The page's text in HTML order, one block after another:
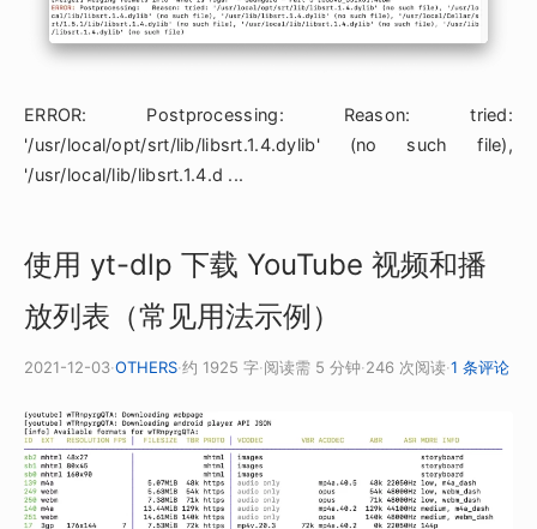
ERROR: Postprocessing: Reason: tried:
'/usr/local/opt/srt/lib/libsrt.1.4.dylib' (no such file),
'/usr/local/lib/libsrt.1.4.d ...
使用 yt-dlp 下载 YouTube 视频和播
放列表（常见用法示例）
2021-12-03·OTHERS·约 1925 字·阅读需 5 分钟·246 次阅读·1 条评论